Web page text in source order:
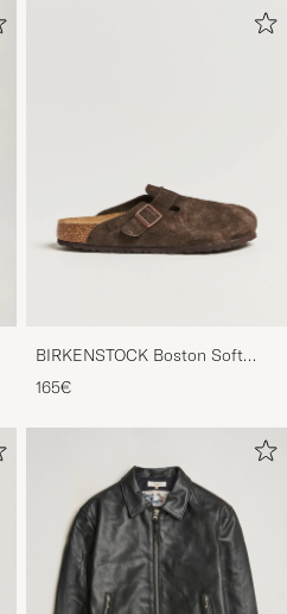
BIRKENSTOCK Boston Soft
Footbed Mocca Suede
165€